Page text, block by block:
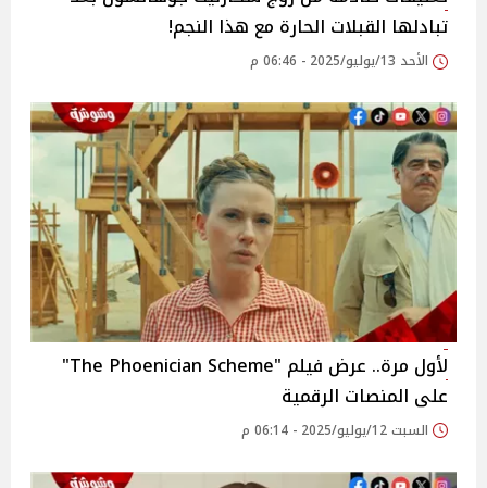
تبادلها القبلات الحارة مع هذا النجم!
الأحد 13/يوليو/2025 - 06:46 م
لأول مرة.. عرض فيلم "The Phoenician Scheme"
على المنصات الرقمية
السبت 12/يوليو/2025 - 06:14 م